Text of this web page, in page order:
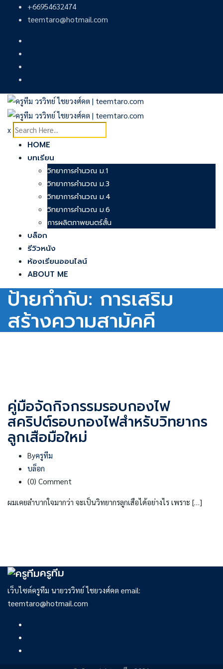
+66954632474
teemtaro@hotmail.com
x
HOME
บทเรียน
วิทยาการคำนวณ ม.1
วิทยาการคำนวณ ม.3
วิทยาการคำนวณ ม.4
วิทยาการคำนวณ ม.6
การผลิตภาพยนตร์สั้น
บล็อก
รีวิวหนัง
ห้องเรียนออนไลน์
ABOUT ME
ป้ายกำกับ:การเสริม
สร้างความสามัคคี
คู่มือจัดกิจกรรมรอบกองไฟ
สคริปต์รอบกองไฟสำหรับวิทยากร
ลูกเสือมือใหม่
Byครูทีม
บล็อก
(0) Comment
ผมเคยลำบากใจมากว่า จะเป็นวิทยากรลูกเสือได้อย่างไร เพราะ […]
ครูทีม
เว็บไซต์ครูทีม นายวรวิทย์ ไชยวงศ์คต email:
teemtaro@hotmail.com